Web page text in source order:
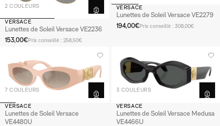
2 COULEURS
VERSACE
Lunettes de Soleil Versace VE2236
153,00€Prix conseillé : 258,50€
VERSACE
Lunettes de Soleil Versace VE2279
194,00€Prix conseillé : 308,00€
7 COULEURS
VERSACE
Lunettes de Soleil Versace
VE4480U
3 COULEURS
VERSACE
Lunettes de Soleil Versace Medusa
VE4466U